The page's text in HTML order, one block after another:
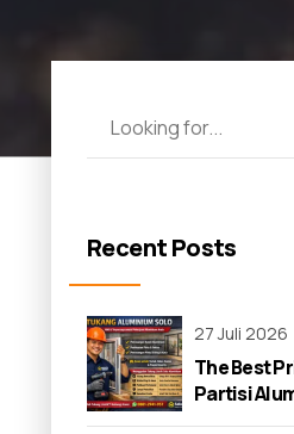
Recent Posts
27 Juli 2026
The Best
Partisi
dan